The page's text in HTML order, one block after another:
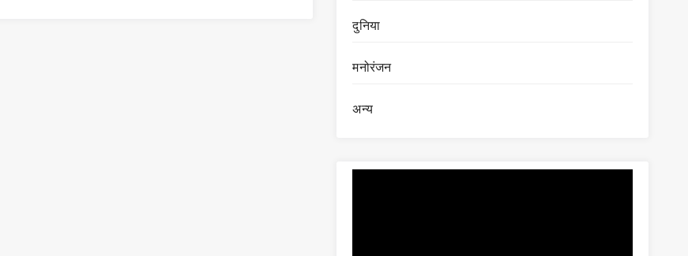
दुनिया
मनोरंजन
अन्य